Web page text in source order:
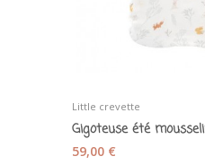
Little crevette
59,00 €